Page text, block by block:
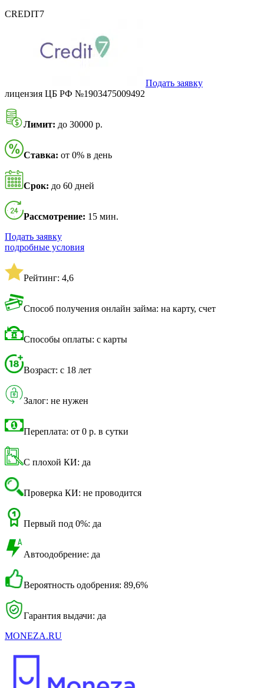
CREDIT7
Подать заявку
лицензия ЦБ РФ №1903475009492
Лимит: до 30000 р.
Ставка: от 0% в день
Срок: до 60 дней
Рассмотрение: 15 мин.
Подать заявку
подробные условия
Рейтинг: 4,6
Способ получения онлайн займа: на карту, счет
Способы оплаты: с карты
Возраст: с 18 лет
Залог: не нужен
Переплата: от 0 р. в сутки
С плохой КИ: да
Проверка КИ: не проводится
Первый под 0%: да
Автоодобрение: да
Вероятность одобрения: 89,6%
Гарантия выдачи: да
MONEZA.RU